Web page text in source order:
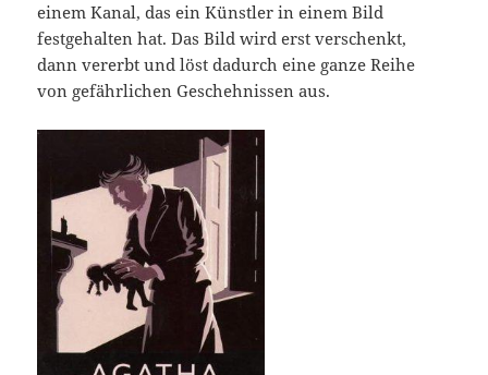
einem Kanal, das ein Künstler in einem Bild
festgehalten hat. Das Bild wird erst verschenkt,
dann vererbt und löst dadurch eine ganze Reihe
von gefährlichen Geschehnissen aus.